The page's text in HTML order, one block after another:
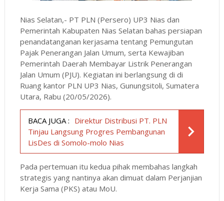
Nias Selatan,- PT PLN (Persero) UP3 Nias dan
Pemerintah Kabupaten Nias Selatan bahas persiapan
penandatanganan kerjasama tentang Pemungutan
Pajak Penerangan Jalan Umum, serta Kewajiban
Pemerintah Daerah Membayar Listrik Penerangan
Jalan Umum (PJU). Kegiatan ini berlangsung di di
Ruang kantor PLN UP3 Nias, Gunungsitoli, Sumatera
Utara, Rabu (20/05/2026).
BACA JUGA : Direktur Distribusi PT. PLN
Tinjau Langsung Progres Pembangunan
LisDes di Somolo-molo Nias
Pada pertemuan itu kedua pihak membahas langkah
strategis yang nantinya akan dimuat dalam Perjanjian
Kerja Sama (PKS) atau MoU.